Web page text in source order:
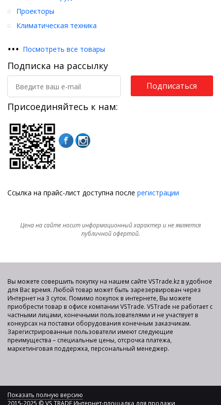
Проекторы
Климатическая техника
••• Посмотреть все товары
Подписка на рассылку
Подписаться
Присоединяйтесь к нам:
Ссылка на прайс-лист доступна после регистрации
Цена на сайте носит информационный характер и не является
публичной офертой.
Вы можете совершить покупку на нашем сайте VSTrade.kz в удобное
для Вас время. Любой товар может быть зарезервирован через
Интернет на 3 суток. Помимо покупок в интернете, Вы можете
приобрести товар в офисе компании VSTrade. VSTrade не работает с
частными лицами, конечными пользователями и не участвует в
конкурсах на поставки оборудования конечным заказчикам.
Зарегистрированные пользователи имеют следующие
преимущества – специальные цены, отсрочка платежа,
маркетинговая поддержка, персональный менеджер.
Показать полную версию
2015-2025 © VS TRADE Интернет-площадка для продажи